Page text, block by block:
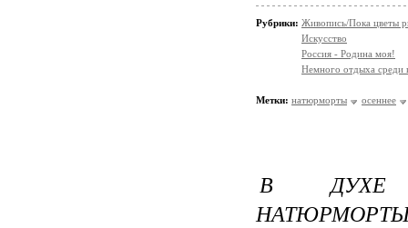
Рубрики: Живопись/Пока цветы
Искусство
Россия - Родина моя!
Немного отдыха среди
Метки: натюрморты осеннее
В ДУХЕ